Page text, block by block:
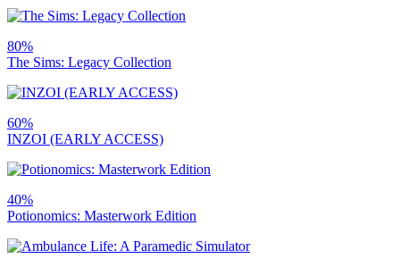
80%
The Sims: Legacy Collection
60%
INZOI (EARLY ACCESS)
40%
Potionomics: Masterwork Edition